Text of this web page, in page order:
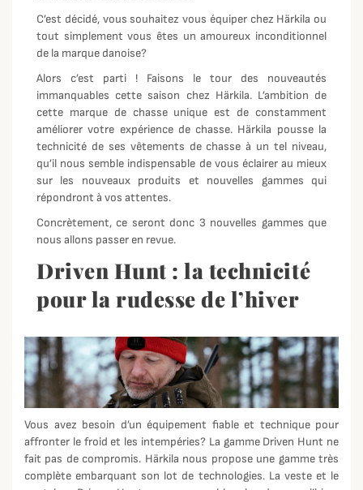
C’est décidé, vous souhaitez vous équiper chez Härkila ou
tout simplement vous êtes un amoureux inconditionnel
de la marque danoise?
Alors c’est parti ! Faisons le tour des nouveautés
immanquables cette saison chez Härkila. L’ambition de
cette marque de chasse unique est de constamment
améliorer votre expérience de chasse. Härkila pousse la
technicité de ses vêtements de chasse à un tel niveau,
qu’il nous semble indispensable de vous éclairer au mieux
sur les nouveaux produits et nouvelles gammes qui
répondront à vos attentes.
Concrètement, ce seront donc 3 nouvelles gammes que
nous allons passer en revue.
Driven Hunt : la technicité
pour la rudesse de l’hiver
Vous avez besoin d’un équipement fiable et technique pour
affronter le froid et les intempéries? La gamme Driven Hunt ne
fait pas de compromis. Härkila nous propose une gamme très
complète embarquant son lot de technologies. La veste et le